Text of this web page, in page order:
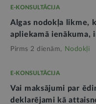
E-KONSULTĀCIJA
Algas nodokļa likme,
apliekamā ienākuma,
Pirms 2 dienām, Nodokļi
E-KONSULTĀCIJA
Vai maksājumi par
deklarējami kā